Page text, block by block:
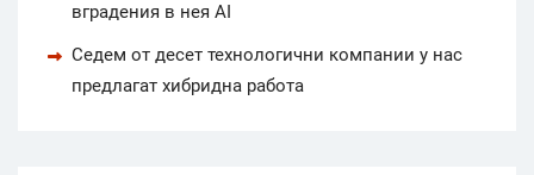
вградения в нея AI
Седем от десет технологични компании у нас
предлагат хибридна работа